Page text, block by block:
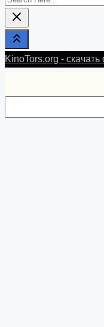
Here...
KinoTors.org -